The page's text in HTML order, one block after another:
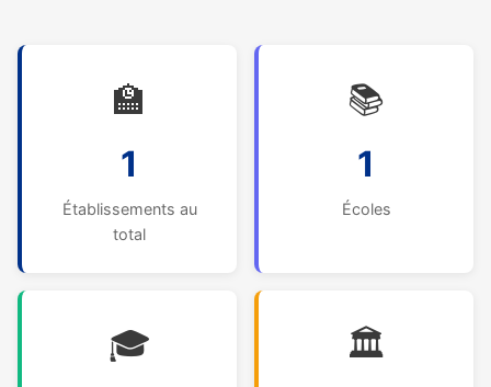
🏫
1
Établissements au
total
📚
1
Écoles
🎓
🏛️